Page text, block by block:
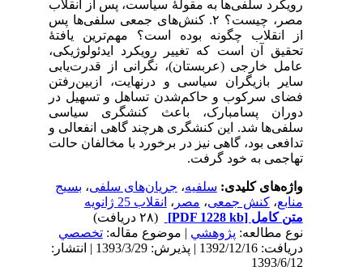
رویکرد سلفی‌‌ها به مقولۀ سیاست، پس از انقلاب
مصر، چیست؟ ۲. کنش‌‌های جمعی سلفی‌‌ها پس
از انقلاب چگونه بوده است؟ مهم‌‌ترین یافتۀ
تحقیق آن است که تغییر رویکرد ایدئولوژیکی،
عامل خارجی (عربستان)، نگرانی از قدرت‌‌یابی
سایر بازیگران سیاسی و درنهایت، ازبین‌رفتن
فضای سرکوب و حاکم‌شدن تساهل و تسهیل در
دوران پسامبارک، باعث کنشگری سیاسی
سلفی‌‌ها شد. این کنشگری هرچند گاهی انفعالی و
تدافعی بود، گاهی نیز در برخورد با مخالفان حالت
تهاجمی به خود گرفت.
واژه‌های کلیدی:سلفیه،جریان‌‌های سلفی،بسیج
منابع،کنش جمعی،مصر، انقلاب 25 ژانویه
متن کامل[PDF 1228 kb]
نوع مطالعه:پژوهشي| موضوع مقاله:تخصصي
دریافت: 1392/12/16 | پذیرش: 1393/3/29 | انتشار:
1393/6/12